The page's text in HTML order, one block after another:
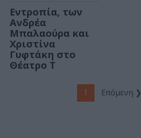
Εντροπία, των
Ανδρέα
Μπαλαούρα και
Χριστίνα
Γυφτάκη στο
Θέατρο Τ
1 Επόμενη ❯